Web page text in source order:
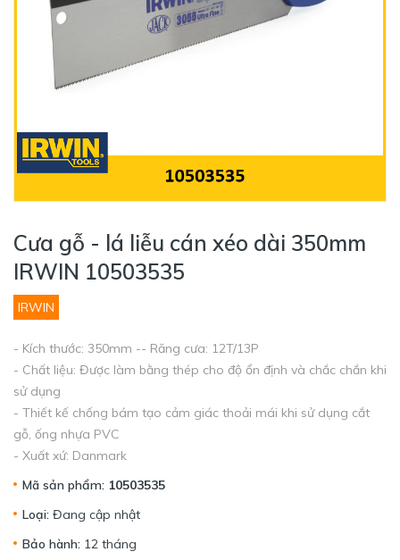
Cưa gỗ - lá liễu cán xéo dài 350mm
IRWIN 10503535
IRWIN
- Kích thước: 350mm -- Răng cưa: 12T/13P
- Chất liệu: Được làm bằng thép cho độ ổn định và chắc chắn khi
sử dụng
- Thiết kế chống bám tạo cảm giác thoải mái khi sử dụng cắt
gỗ, ống nhựa PVC
- Xuất xứ: Danmark
Mã sản phẩm: 10503535
Loại: Đang cập nhật
Bảo hành: 12 tháng